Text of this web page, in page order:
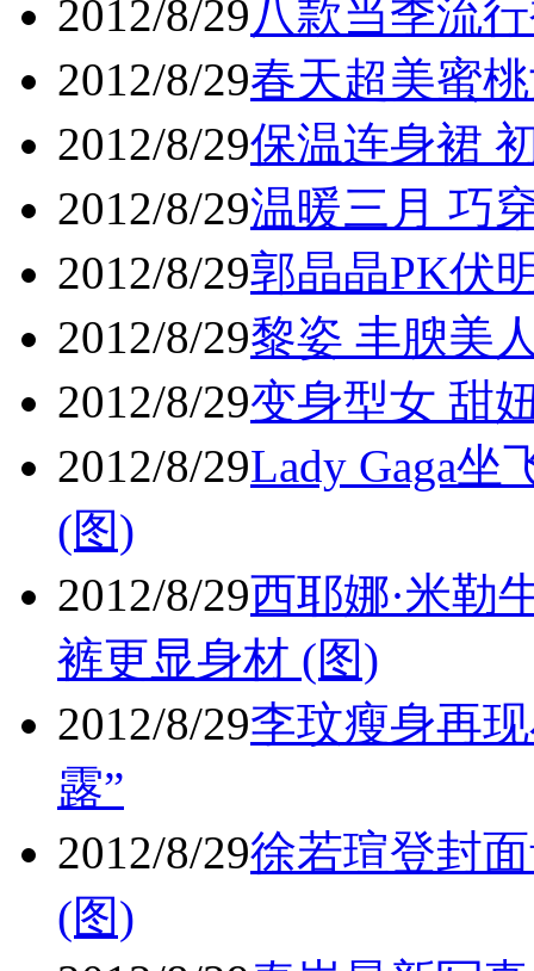
2012/8/29八款当季流
2012/8/29春天超美蜜
2012/8/29保温连身裙
2012/8/29温暖三月 巧
2012/8/29郭晶晶PK伏
2012/8/29黎姿 丰腴美
2012/8/29变身型女 甜
2012/8/29Lady Gaga
(图)
2012/8/29西耶娜·米勒
裤更显身材 (图)
2012/8/29李玟瘦身再
露”
2012/8/29徐若瑄登封
(图)